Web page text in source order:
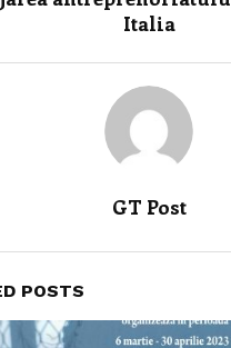
Italia
GT Post
POSTS